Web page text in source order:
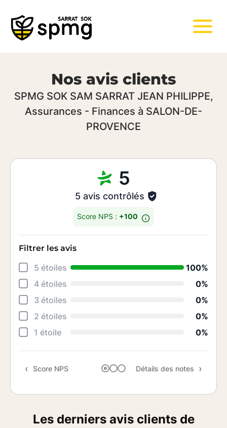
SPMG SOK SAM SARRAT JEAN PHILIPPE,
Assurances - Finances à SALON-DE-
PROVENCE
Nos avis clients
5
5 avis contrôlés
Score NPS : +100
Filtrer les avis
5 étoiles
100%
4 étoiles
0%
3 étoiles
0%
2 étoiles
0%
1 étoile
0%
Score NPS Détails des notes
Les derniers avis clients de